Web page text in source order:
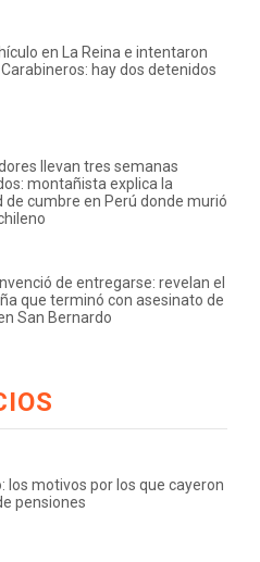
en La Reina e intentaron
hay dos detenidos
llevan tres semanas
montañista explica la
de cumbre en Perú donde murió
de entregarse: revelan el
que terminó con asesinato de
San Bernardo
los motivos por los que cayeron
pensiones